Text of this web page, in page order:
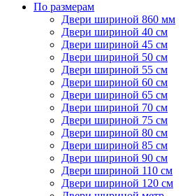
По размерам
Двери шириной 860 мм
Двери шириной 40 см
Двери шириной 45 см
Двери шириной 50 см
Двери шириной 55 см
Двери шириной 60 см
Двери шириной 65 см
Двери шириной 70 см
Двери шириной 75 см
Двери шириной 80 см
Двери шириной 85 см
Двери шириной 90 см
Двери шириной 110 см
Двери шириной 120 см